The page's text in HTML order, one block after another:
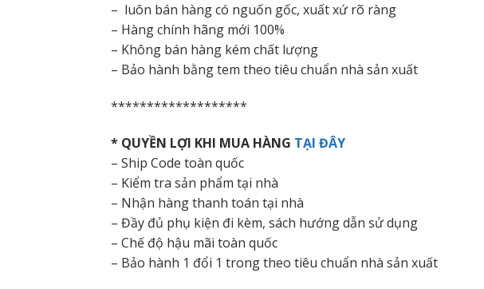
– luôn bán hàng có nguốn gốc, xuất xứ rõ ràng
– Hàng chính hãng mới 100%
– Không bán hàng kém chất lượng
– Bảo hành bằng tem theo tiêu chuẩn nhà sản xuất
*******************
* QUYỀN LỢI KHI MUA HÀNG TẠI ĐÂY
– Ship Code toàn quốc
– Kiểm tra sản phẩm tại nhà
– Nhận hàng thanh toán tại nhà
– Đầy đủ phụ kiện đi kèm, sách hướng dẫn sử dụng
– Chế độ hậu mãi toàn quốc
– Bảo hành 1 đổi 1 trong theo tiêu chuẩn nhà sản xuất